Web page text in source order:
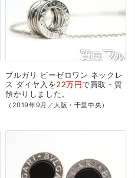
ブルガリ ビーゼロワン ネックレ
ス ダイヤ入を22万円で買取・質
預かり しました。
（2019年9月／大阪・千里中央）